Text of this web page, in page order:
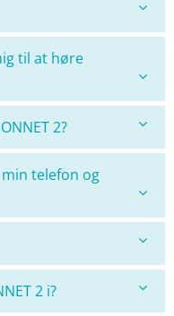
til at høre
2?
min telefon og
2 i?